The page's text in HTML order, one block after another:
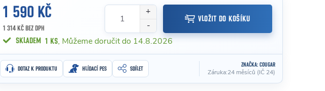
1 590 KČ
1 314 KČ BEZ DPH
Měrná cena:
VLOŽIT DO KOŠÍKU
SKLADEM 1 KS 14.8.2026
DOTAZ K PRODUKTU HLÍDACÍ PES SDÍLET
ZNAČKA: COUGAR
Záruka:24 měsíců (IČ 24)